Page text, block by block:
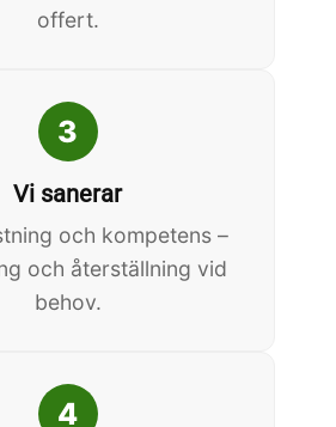
offert.
3
Vi sanerar
och kompetens –
och återställning vid
behov.
4